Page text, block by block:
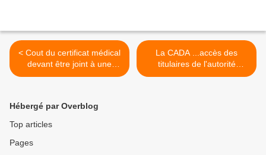
< Cout du certificat médical
devant être joint à une
demande de mise sous
La CADA ...accès des
titulaires de l'autorité
parentale au dossier
Hébergé par Overblog
Top articles
Pages